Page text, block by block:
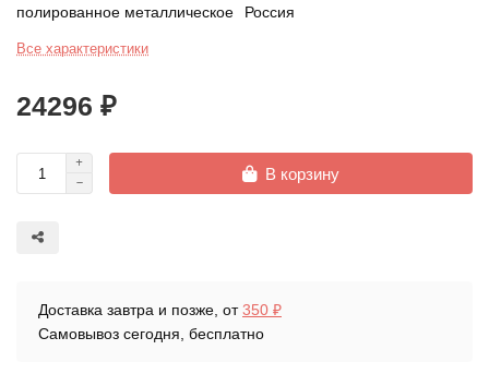
полированное металлическое Россия
Все характеристики
24296 ₽
В корзину
Доставка завтра и позже, от350 ₽
Самовывоз сегодня, бесплатно